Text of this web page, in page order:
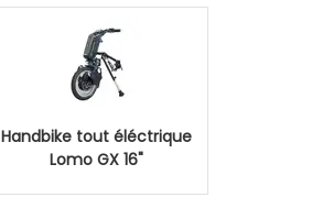
Handbike tout éléctrique
Lomo GX 16"